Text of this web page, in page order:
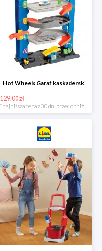
Hot Wheels Garaż kaskaderski
129.00 zł